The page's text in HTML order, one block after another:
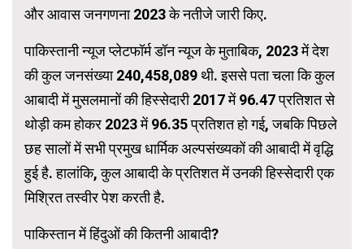
और आवास जनगणना 2023 के नतीजे जारी किए.
पाकिस्तानी न्यूज प्लेटफॉर्म डॉन न्यूज के मुताबिक, 2023 में देश
की कुल जनसंख्या 240,458,089 थी. इससे पता चला कि कुल
आबादी में मुसलमानों की हिस्सेदारी 2017 में 96.47 प्रतिशत से
थोड़ी कम होकर 2023 में 96.35 प्रतिशत हो गई, जबकि पिछले
छह सालों में सभी प्रमुख धार्मिक अल्पसंख्यकों की आबादी में वृद्धि
हुई है. हालांकि, कुल आबादी के प्रतिशत में उनकी हिस्सेदारी एक
मिश्रित तस्वीर पेश करती है.
पाकिस्तान में हिंदुओं की कितनी आबादी?